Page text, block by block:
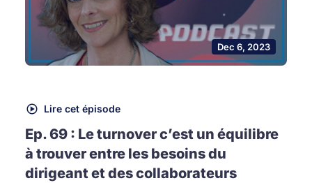
Dec 6, 2023
Lire cet épisode
Ep. 69 : Le turnover c’est un équilibre
à trouver entre les besoins du
dirigeant et des collaborateurs